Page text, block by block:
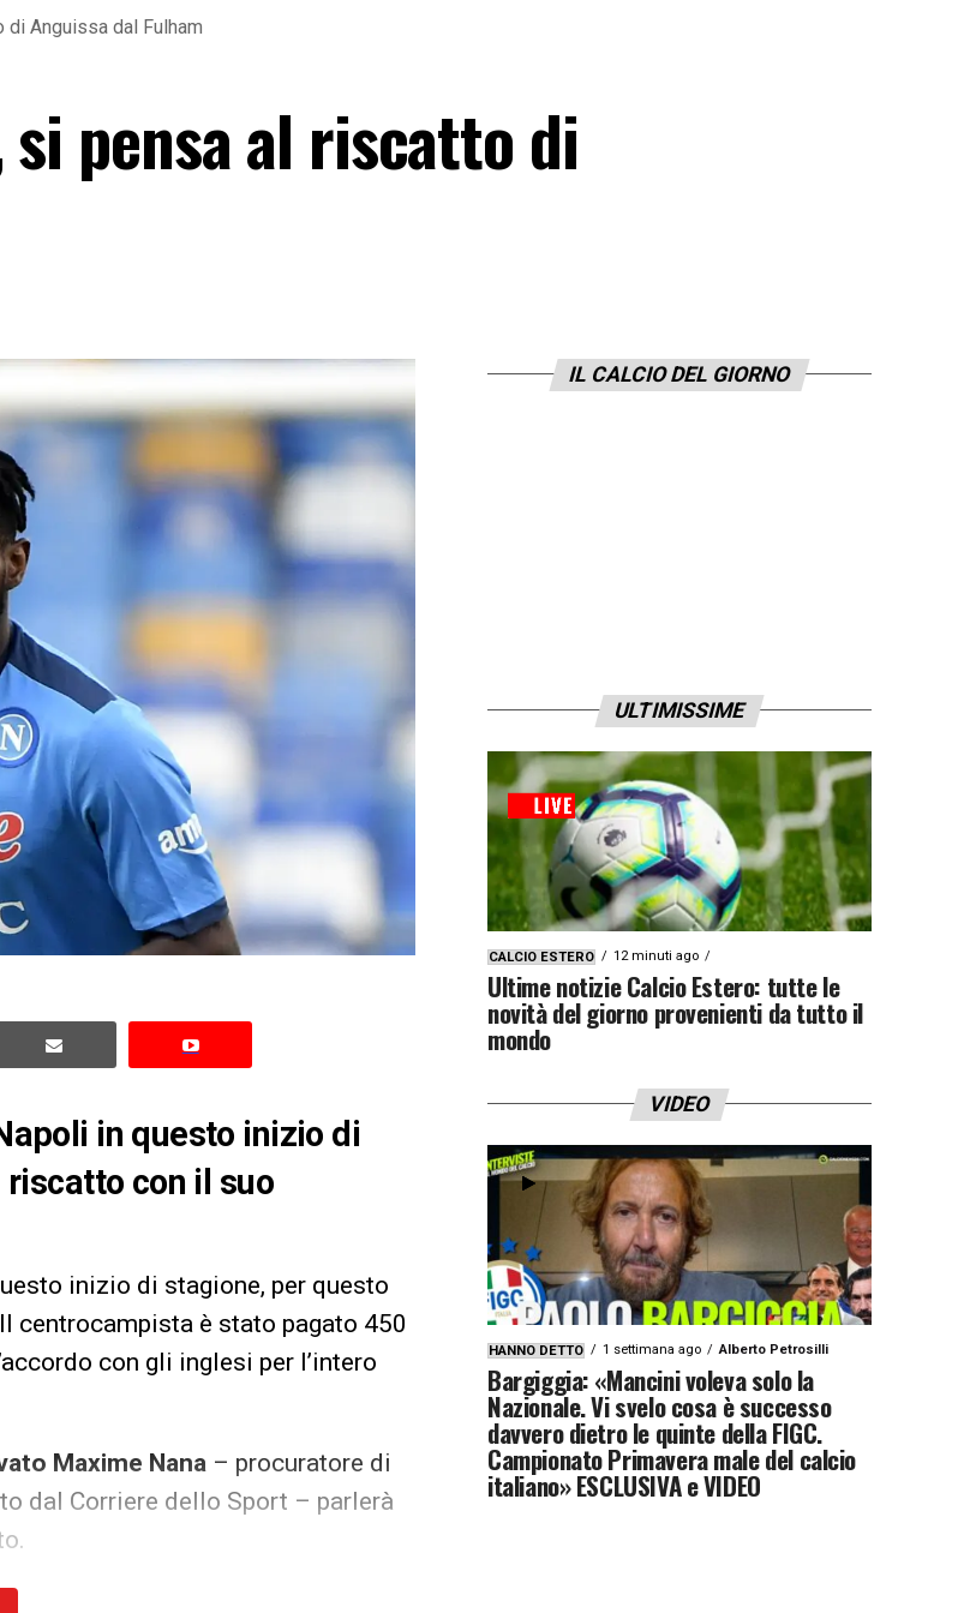
Anguissa dal Fulham
pensa al riscatto di
in questo inizio di
con il suo
inizio di stagione, per questo
centrocampista è stato pagato 450
con gli inglesi per l’intero
Maxime Nana – procuratore di
dal Corriere dello Sport – parlerà
IL CALCIO DEL GIORNO
ULTIMISSIME
CALCIO ESTERO 12 minuti ago
Ultime notizie Calcio Estero: tutte le
novità del giorno provenienti da tutto il
mondo
VIDEO
HANNO DETTO 1 settimana ago Alberto Petrosilli
Bargiggia: «Mancini voleva solo la
Nazionale. Vi svelo cosa è successo
davvero dietro le quinte della FIGC.
Campionato Primavera male del calcio
italiano» ESCLUSIVA e VIDEO